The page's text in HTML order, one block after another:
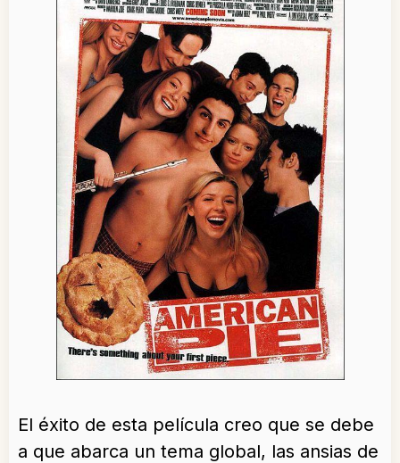
El éxito de esta película creo que se debe
a que abarca un tema global, las ansias de